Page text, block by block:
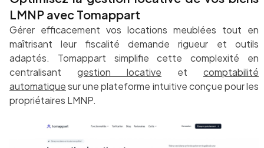
LMNP avec Tomappart
Gérer efficacement vos locations meublées tout en
maîtrisant leur fiscalité demande rigueur et outils
adaptés. Tomappart simplifie cette complexité en
centralisant gestion locative et comptabilité
automatiquesur une plateforme intuitive conçue pour les
propriétaires LMNP.